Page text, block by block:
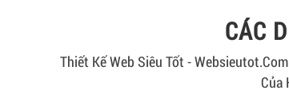
CÁC
Thiết Kế Web Siêu Tốt -
Của